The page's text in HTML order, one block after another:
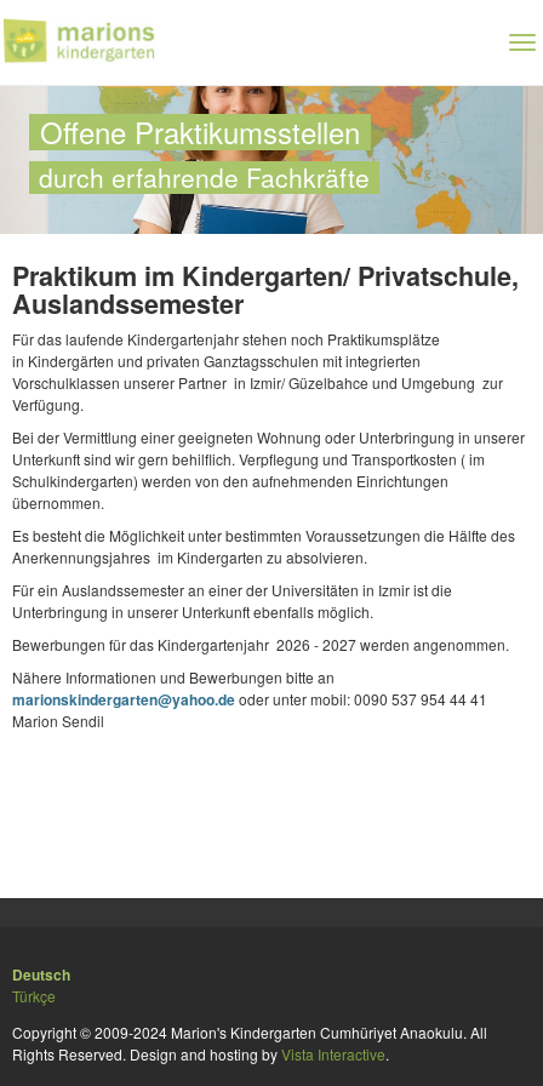
Hauptinhalt
springen
Offene Praktikumsstellen
durch erfahrende Fachkräfte
Praktikum im Kindergarten/ Privatschule,
Auslandssemester
Für das laufende Kindergartenjahr stehen noch Praktikumsplätze
in Kindergärten und privaten Ganztagsschulen mit integrierten
Vorschulklassen unserer Partner in Izmir/ Güzelbahce und Umgebung zur
Verfügung.
Bei der Vermittlung einer geeigneten Wohnung oder Unterbringung in unserer
Unterkunft sind wir gern behilflich. Verpflegung und Transportkosten ( im
Schulkindergarten) werden von den aufnehmenden Einrichtungen
übernommen.
Es besteht die Möglichkeit unter bestimmten Voraussetzungen die Hälfte des
Anerkennungsjahres im Kindergarten zu absolvieren.
Für ein Auslandssemester an einer der Universitäten in Izmir ist die
Unterbringung in unserer Unterkunft ebenfalls möglich.
Bewerbungen für das Kindergartenjahr 2026 - 2027 werden angenommen.
Nähere Informationen und Bewerbungen bitte an
marionskindergarten@yahoo.deoder unter mobil: 0090 537 954 44 41
Marion Sendil
Deutsch
Türkçe
Copyright © 2009-2024 Marion's Kindergarten Cumhüriyet Anaokulu. All
Rights Reserved. Design and hosting byVista Interactive.